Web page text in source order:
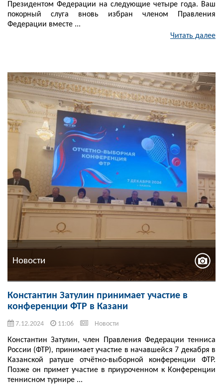
Президентом Федерации на следующие четыре года. Ваш
покорный слуга вновь избран членом Правления
Федерации вместе ...
Читать далее
Новости
Константин Затулин принимает участие в
конференции ФТР в Казани
7.12.2024 11:06 Новости
Константин Затулин, член Правления Федерации тенниса
России (ФТР), принимает участие в начавшейся 7 декабря в
Казанской ратуше отчётно-выборной конференции ФТР.
Позже он примет участие в приуроченном к Конференции
теннисном турнире ...